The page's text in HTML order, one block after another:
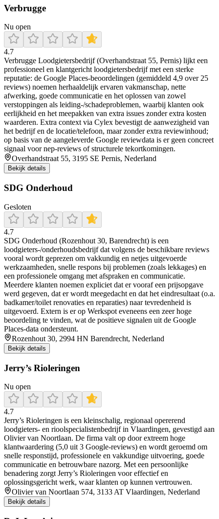
Verbrugge
Nu open
4.7
Verbrugge Loodgietersbedrijf (Overhandstraat 55, Pernis) lijkt een
professioneel en klantgericht loodgietersbedrijf met een sterke
reputatie: de Google Places-beoordelingen (gemiddeld 4,9 over 25
reviews) noemen herhaaldelijk ervaren vakmanschap, nette
afwerking, goede communicatie en het oplossen van zowel
verstoppingen als leiding-/schadeproblemen, waarbij klanten ook
eerlijkheid en het meepakken van extra issues zonder extra kosten
waarderen. Extra context via Cylex bevestigt de aanwezigheid van
het bedrijf en de locatie/telefoon, maar zonder extra reviewinhoud;
op basis van de aangeleverde Google reviewdata is er geen concreet
signaal voor nep-reviews of structurele tekortkomingen.
Overhandstraat 55, 3195 SE Pernis, Nederland
Bekijk details
SDG Onderhoud
Gesloten
4.7
SDG Onderhoud (Rozenhout 30, Barendrecht) is een
loodgieters-/onderhoudsbedrijf dat volgens de beschikbare reviews
vooral wordt geprezen om vakkundig en netjes uitgevoerde
werkzaamheden, snelle respons bij problemen (zoals lekkages) en
een professionele omgang met afspraken en communicatie.
Meerdere klanten noemen expliciet dat er vooraf een prijsopgave
werd gegeven, dat er wordt meegedacht en dat het eindresultaat (o.a.
badkamer/toilet renovaties en reparaties) naar tevredenheid is
uitgevoerd. Extern is er op Werkspot eveneens een zeer hoge
beoordeling te vinden, wat de positieve signalen uit de Google
Places-data ondersteunt.
Rozenhout 30, 2994 HN Barendrecht, Nederland
Bekijk details
Jerry’s Rioleringen
Nu open
4.7
Jerry’s Rioleringen is een kleinschalig, regionaal opererend
loodgieters- en rioolspecialistenbedrijf in Vlaardingen, gevestigd aan
Olivier van Noortlaan. De firma valt op door extreem hoge
klantwaardering (5,0 uit 3 Google-reviews) en wordt geroemd om
snelle responstijd, professionele en vakkundige uitvoering, goede
communicatie en betrouwbare nazorg. Met een persoonlijke
benadering zorgt Jerry’s Rioleringen voor effectief en
oplossingsgericht werk, waar klanten op kunnen vertrouwen.
Olivier van Noortlaan 574, 3133 AT Vlaardingen, Nederland
Bekijk details